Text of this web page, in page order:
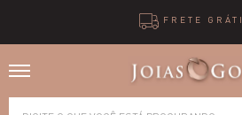
FRETE GRÁTIS*